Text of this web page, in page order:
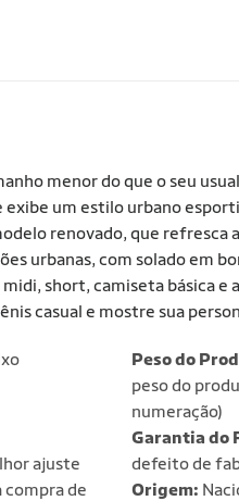
menor do que o seu
exibe um estilo urbano
renovado, que refresca
urbanas, com solado em
short, camiseta básica e
casual e mostre sua
ajuste
compra de
Peso do
peso do
numeração)
Garantia do
defeito de
Origem: